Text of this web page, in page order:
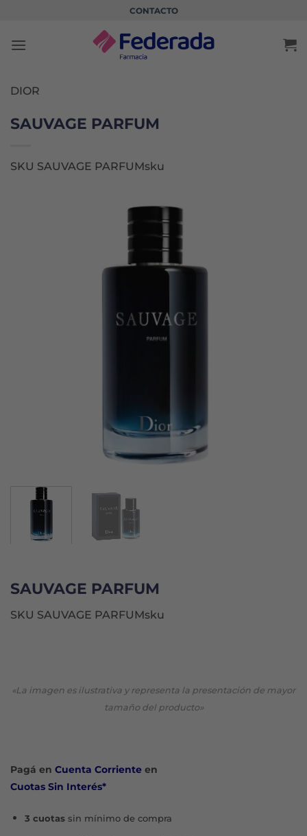
contenido
CONTACTO
DIOR
SAUVAGE PARFUM
SKU SAUVAGE PARFUMsku
SAUVAGE PARFUM
SKU SAUVAGE PARFUMsku
«La imagen es ilustrativa y representa la presentación de mayor
tamaño del producto»
Pagá en Cuenta Corriente en
Cuotas Sin Interés*
3 cuotassin mínimo de compra